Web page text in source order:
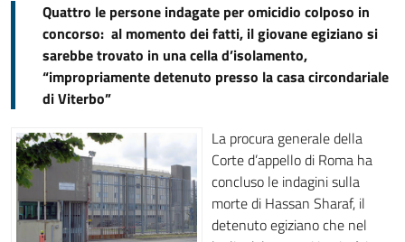
Quattro le persone indagate per omicidio colposo in
concorso: al momento dei fatti, il giovane egiziano si
sarebbe trovato in una cella d’isolamento,
“impropriamente detenuto presso la casa circondariale
di Viterbo”
La procura generale della
Corte d’appello di Roma ha
concluso le indagini sulla
morte di Hassan Sharaf, il
detenuto egiziano che nel